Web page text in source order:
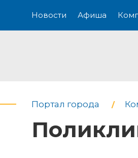
Новости Афиша
Портал города